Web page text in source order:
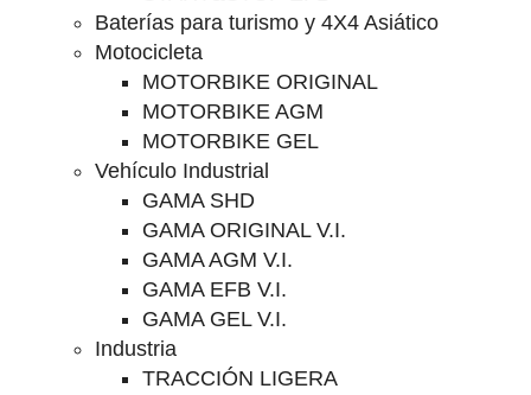
Baterías para turismo y 4X4 Asiático
Motocicleta
MOTORBIKE ORIGINAL
MOTORBIKE AGM
MOTORBIKE GEL
Vehículo Industrial
GAMA SHD
GAMA ORIGINAL V.I.
GAMA AGM V.I.
GAMA EFB V.I.
GAMA GEL V.I.
Industria
TRACCIÓN LIGERA